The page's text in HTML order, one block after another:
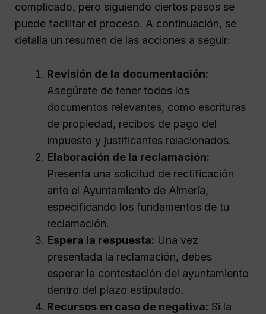
complicado, pero siguiendo ciertos pasos se
puede facilitar el proceso. A continuación, se
detalla un resumen de las acciones a seguir:
Revisión de la documentación:
Asegúrate de tener todos los
documentos relevantes, como escrituras
de propiedad, recibos de pago del
impuesto y justificantes relacionados.
Elaboración de la reclamación:
Presenta una solicitud de rectificación
ante el Ayuntamiento de Almería,
especificando los fundamentos de tu
reclamación.
Espera la respuesta: Una vez
presentada la reclamación, debes
esperar la contestación del ayuntamiento
dentro del plazo estipulado.
Recursos en caso de negativa: Si la